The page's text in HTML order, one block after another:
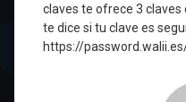
claves te ofrece 3
te dice si tu clave es
https://